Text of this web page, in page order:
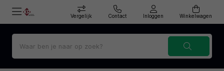
Vergelijk Contact Inloggen Winkelwagen